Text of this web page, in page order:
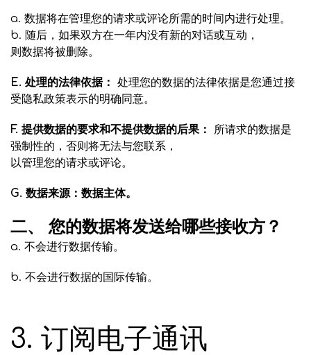
a. 数据将在管理您的请求或评论所需的时间内进行处理。
b. 随后，如果双方在一年内没有新的对话或互动，
则数据将被删除。
E. 处理的法律依据：
处理您的数据的法律依据是您通过接
受隐私政策表示的明确同意。
F. 提供数据的要求和不提供数据的后果：
所请求的数据是
强制性的，否则将无法与您联系，
以管理您的请求或评论。
G. 数据来源：数据主体。
二、 您的数据将发送给哪些接收方？
a. 不会进行数据传输。
b. 不会进行数据的国际传输。
3. 订阅电子通讯